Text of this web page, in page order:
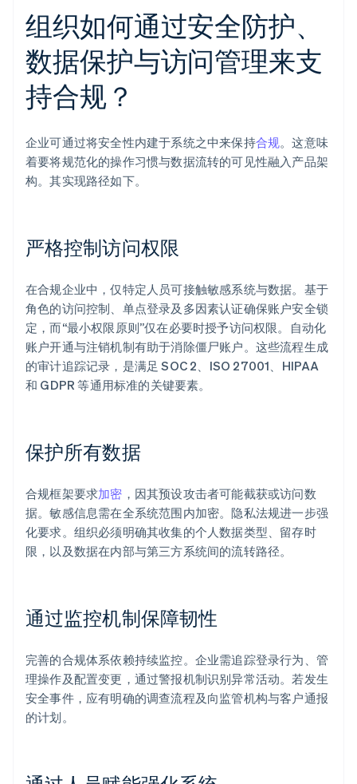
组织如何通过安全防护、
数据保护与访问管理来支
持合规？
企业可通过将安全性内建于系统之中来保持合规。这意味
着要将规范化的操作习惯与数据流转的可见性融入产品架
构。其实现路径如下。
严格控制访问权限
在合规企业中，仅特定人员可接触敏感系统与数据。基于
角色的访问控制、单点登录及多因素认证确保账户安全锁
定，而“最小权限原则”仅在必要时授予访问权限。自动化
账户开通与注销机制有助于消除僵尸账户。这些流程生成
的审计追踪记录，是满足 SOC 2、ISO 27001、HIPAA
和 GDPR 等通用标准的关键要素。
保护所有数据
合规框架要求加密 ，因其预设攻击者可能截获或访问数
据。敏感信息需在全系统范围内加密。隐私法规进一步强
化要求。组织必须明确其收集的个人数据类型、留存时
限，以及数据在内部与第三方系统间的流转路径。
通过监控机制保障韧性
完善的合规体系依赖持续监控。企业需追踪登录行为、管
理操作及配置变更，通过警报机制识别异常活动。若发生
安全事件，应有明确的调查流程及向监管机构与客户通报
的计划。